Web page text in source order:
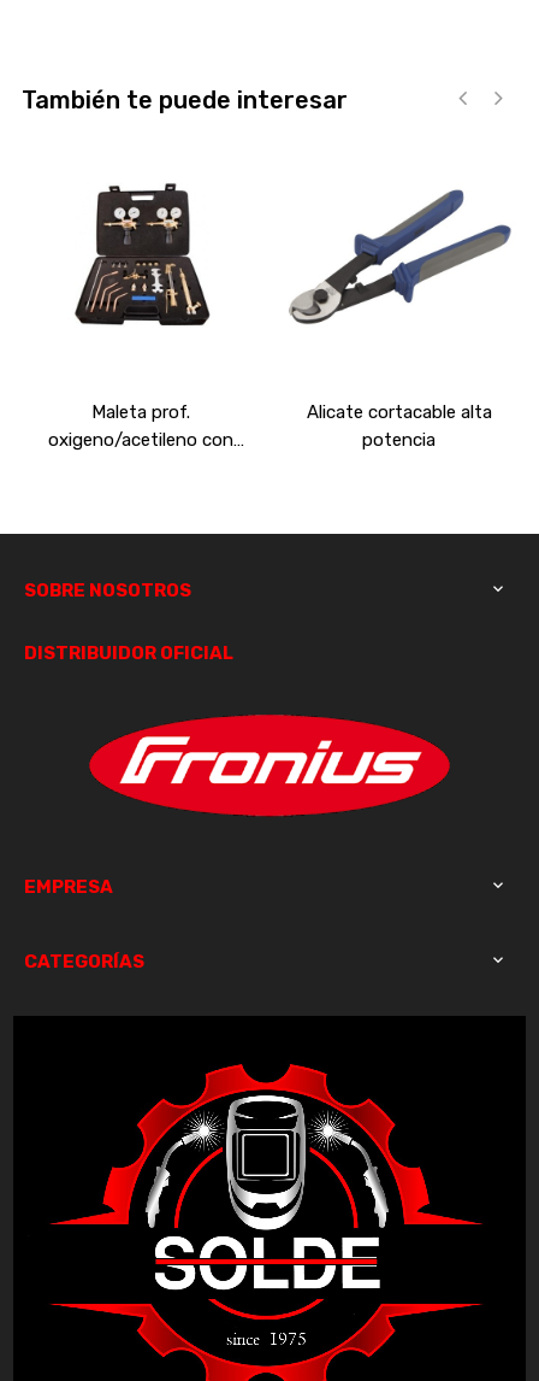
También te puede interesar
Maleta prof.
oxigeno/acetileno con
Alicate cortacable alta
potencia
SOBRE NOSOTROS 
DISTRIBUIDOR OFICIAL
EMPRESA 
CATEGORÍAS 